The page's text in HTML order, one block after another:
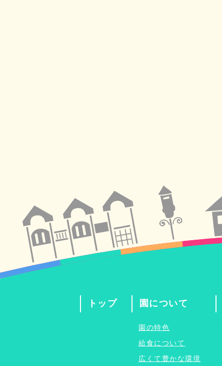
トップ 園について
園の特色
給食について
広くて豊かな環境